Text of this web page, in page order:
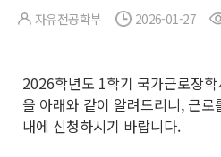
자유전공학부 2026-01-27
2026학년도 1학기 국가근로장
을 아래와 같이 알려드리니, 근
내에 신청하시기 바랍니다.